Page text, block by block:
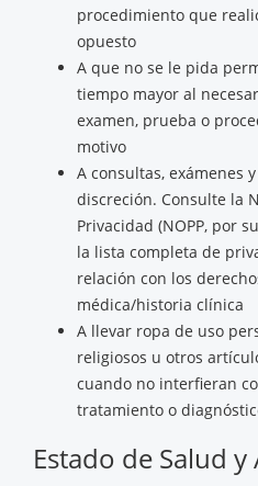
procedimiento que
opuesto
A que no se le pida
tiempo mayor al
examen, prueba o
motivo
A consultas, exámenes
discreción. Consulte la
Privacidad (NOPP, por
la lista completa de
relación con los
médica/historia clínica
A llevar ropa de uso
religiosos u otros
cuando no interfieran
tratamiento o
Estado de Salud